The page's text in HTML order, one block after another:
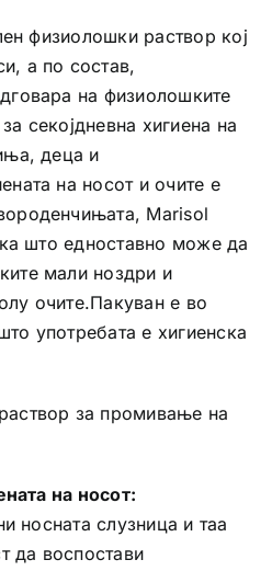
физиолошки раствор кој
а по состав,
на физиолошките
секојдневна хигиена на
деца и
на носот и очите е
Marisol
што едноставно може да
мали ноздри и
очите.Пакуван е во
употребата е хигиенска
за промивање на
на носот:
носната слузница и таа
да воспостави